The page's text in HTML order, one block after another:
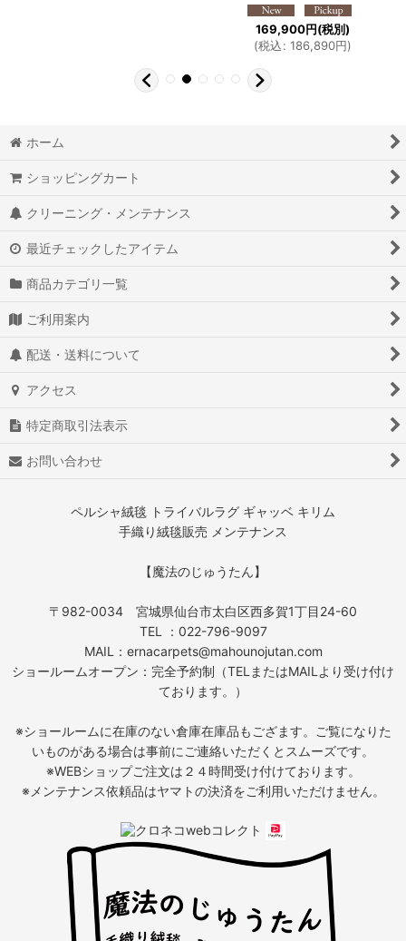
169,900円(税別)
(税込: 186,890円)
ホーム
ショッピングカート
クリーニング・メンテナンス
最近チェックしたアイテム
商品カテゴリ一覧
ご利用案内
配送・送料について
アクセス
特定商取引法表示
お問い合わせ
ペルシャ絨毯 トライバルラグ ギャッベ キリム
手織り絨毯販売 メンテナンス
【魔法のじゅうたん】
〒982-0034 宮城県仙台市太白区西多賀1丁目24-60
TEL ：022-796-9097
MAIL：ernacarpets@mahounojutan.com
ショールームオープン：完全予約制（TELまたはMAILより受け付け
ております。）
※ショールームに在庫のない倉庫在庫品もござます。ご覧になりた
いものがある場合は事前にご連絡いただくとスムーズです。
※WEBショップご注文は２４時間受け付けております。
※メンテナンス依頼品はヤマトの決済をご利用いただけません。